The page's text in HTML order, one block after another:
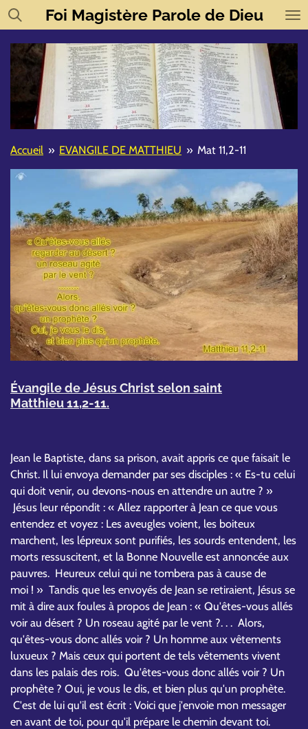
Passer
au
contenu
principal
Foi Magistère Parole de Dieu
Accueil » EVANGILE DE MATTHIEU » Mat 11,2-11
Évangile de Jésus Christ selon saint
Matthieu 11,2-11.
Jean le Baptiste, dans sa prison, avait appris ce que faisait le
Christ. Il lui envoya demander par ses disciples : « Es-tu celui
qui doit venir, ou devons-nous en attendre un autre ? »
Jésus leur répondit : « Allez rapporter à Jean ce que vous
entendez et voyez : Les aveugles voient, les boiteux
marchent, les lépreux sont purifiés, les sourds entendent, les
morts ressuscitent, et la Bonne Nouvelle est annoncée aux
pauvres. Heureux celui qui ne tombera pas à cause de
moi ! » Tandis que les envoyés de Jean se retiraient, Jésus se
mit à dire aux foules à propos de Jean : « Qu'êtes-vous allés
voir au désert ? Un roseau agité par le vent ?. . . Alors,
qu'êtes-vous donc allés voir ? Un homme aux vêtements
luxueux ? Mais ceux qui portent de tels vêtements vivent
dans les palais des rois. Qu'êtes-vous donc allés voir ? Un
prophète ? Oui, je vous le dis, et bien plus qu'un prophète.
C'est de lui qu'il est écrit : Voici que j'envoie mon messager
en avant de toi, pour qu'il prépare le chemin devant toi.